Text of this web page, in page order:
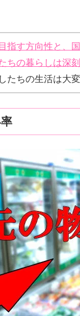
指す方向性と、
ちの暮らしは深
たちの生活は大